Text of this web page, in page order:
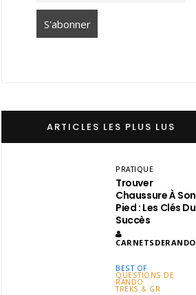
ARTICLES LES PLUS LUS
PRATIQUE
Trouver
Chaussure À Son
Pied : Les Clés Du
Succès
CARNETSDERANDO
BEST OF
QUESTIONS DE
RANDO
TREKS & GR